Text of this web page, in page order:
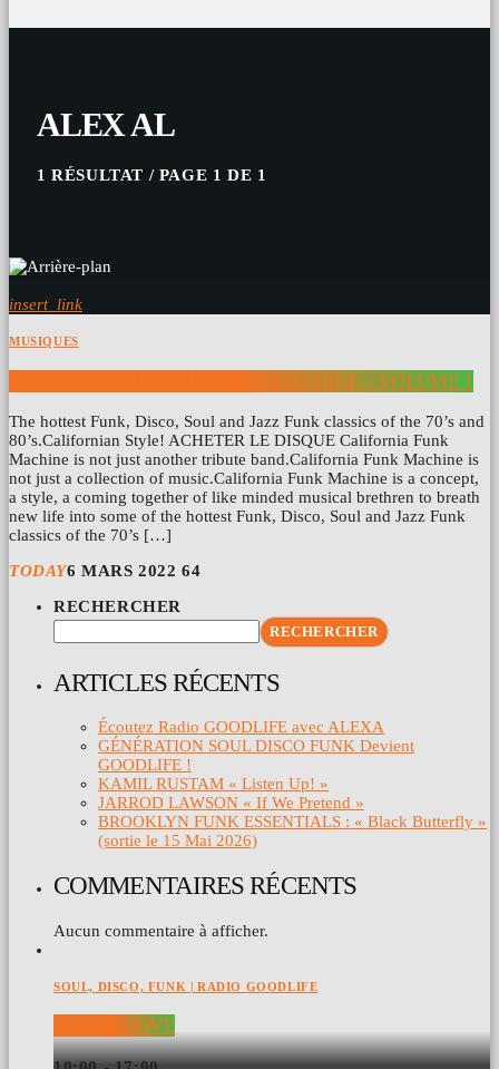
ALEX AL
1 RÉSULTAT / PAGE 1 DE 1
insert_link
MUSIQUES
U-NAM & CALIFORNIA FUNK MACHINE – VOLUME 1
The hottest Funk, Disco, Soul and Jazz Funk classics of the 70’s and
80’s.Californian Style! ACHETER LE DISQUE California Funk
Machine is not just another tribute band.California Funk Machine is
not just a collection of music.California Funk Machine is a concept,
a style, a coming together of like minded musical brethren to breath
new life into some of the hottest Funk, Disco, Soul and Jazz Funk
classics of the 70’s […]
TODAY6 MARS 2022 64
RECHERCHER
RECHERCHER
ARTICLES RÉCENTS
Écoutez Radio GOODLIFE avec ALEXA
GÉNÉRATION SOUL DISCO FUNK Devient
GOODLIFE !
KAMIL RUSTAM « Listen Up! »
JARROD LAWSON « If We Pretend »
BROOKLYN FUNK ESSENTIALS : « Black Butterfly »
(sortie le 15 Mai 2026)
COMMENTAIRES RÉCENTS
Aucun commentaire à afficher.
SOUL, DISCO, FUNK | RADIO GOODLIFE
DAY GROOVE